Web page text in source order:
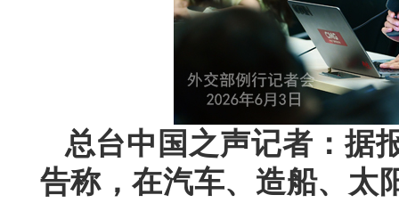
总台中国之声记者：据
告称，在汽车、造船、太